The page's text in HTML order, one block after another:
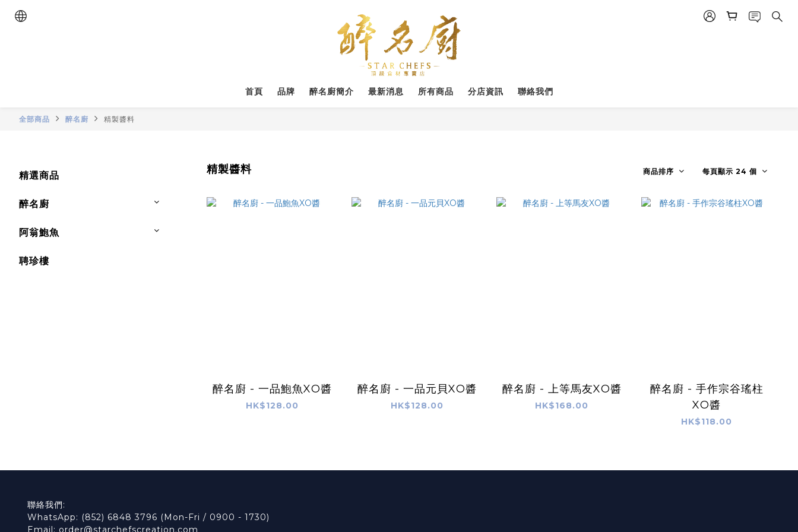
首頁 品牌 醉名廚簡介 最新消息 所有商品 分店資訊 聯絡我們
全部商品 醉名廚 精製醬料
精選商品
醉名廚
阿翁鮑魚
聘珍樓
精製醬料 商品排序 每頁顯示 24 個
醉名廚 - 一品鮑魚XO醬
HK$128.00
醉名廚 - 一品元貝XO醬
HK$128.00
醉名廚 - 上等馬友XO醬
HK$168.00
醉名廚 - 手作宗谷瑤柱
XO醬
HK$118.00
聯絡我們:
WhatsApp: (852) 6848 3796 (Mon-Fri / 0900 - 1730)
Email: order@starchefscreation.com